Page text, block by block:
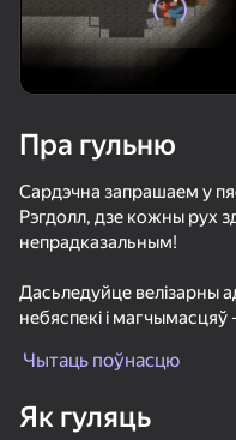
Паркур Онлайн
DTA 6
Пра гульню
Сардэчна запрашаем у
Рэгдолл, дзе кожны рух
непрадказальным!
Дасьледуйце велізарны
небяспекі і
перамагчы!
Вам даецца унікальны
Чытаць поўнасцю
Як гуляць